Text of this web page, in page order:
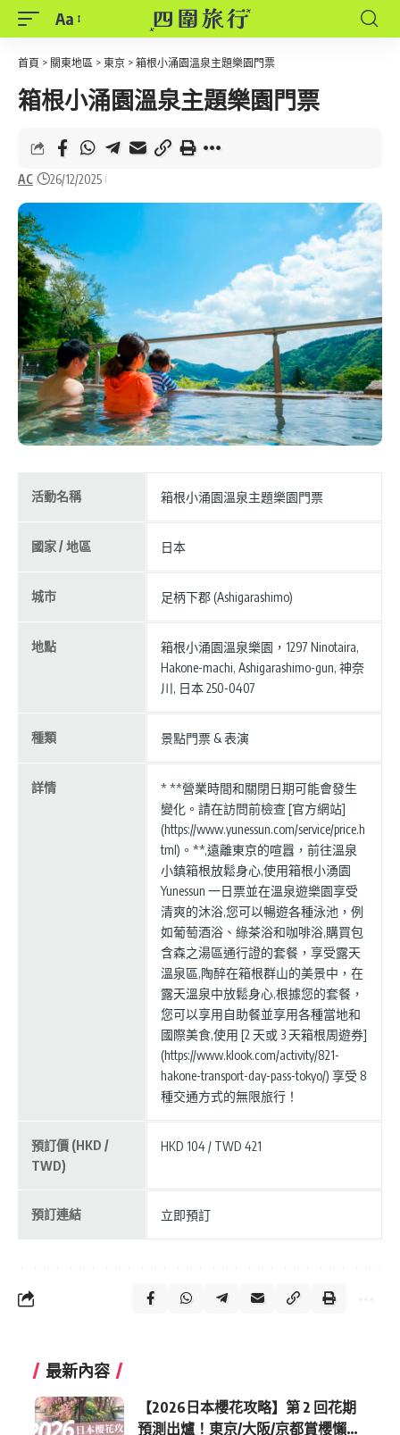
Font
Resizer
Aa
首頁 > 關東地區 > 東京 > 箱根小涌園溫泉主題樂園門票
箱根小涌園溫泉主題樂園門票
AC 26/12/2025
活動名稱 箱根小涌園溫泉主題樂園門票
國家 / 地區 日本
城市 足柄下郡 (Ashigarashimo)
地點
箱根小涌園溫泉樂園，1297 Ninotaira,
Hakone-machi, Ashigarashimo-gun, 神奈
川, 日本 250-0407
種類 景點門票 & 表演
詳情
* **營業時間和關閉日期可能會發生
變化。請在訪問前檢查 [官方網站]
(https://www.yunessun.com/service/price.h
tml)。**,遠離東京的喧囂，前往溫泉
小鎮箱根放鬆身心,使用箱根小湧園
Yunessun 一日票並在溫泉遊樂園享受
清爽的沐浴,您可以暢遊各種泳池，例
如葡萄酒浴、綠茶浴和咖啡浴,購買包
含森之湯區通行證的套餐，享受露天
溫泉區,陶醉在箱根群山的美景中，在
露天溫泉中放鬆身心,根據您的套餐，
您可以享用自助餐並享用各種當地和
國際美食,使用 [2 天或 3 天箱根周遊券]
(https://www.klook.com/activity/821-
hakone-transport-day-pass-tokyo/) 享受 8
種交通方式的無限旅行！
預訂價 (HKD /
TWD)
HKD 104 / TWD 421
預訂連結 立即預訂
最新內容
【2026日本櫻花攻略】第 2 回花期
預測出爐！東京/大阪/京都賞櫻懶人